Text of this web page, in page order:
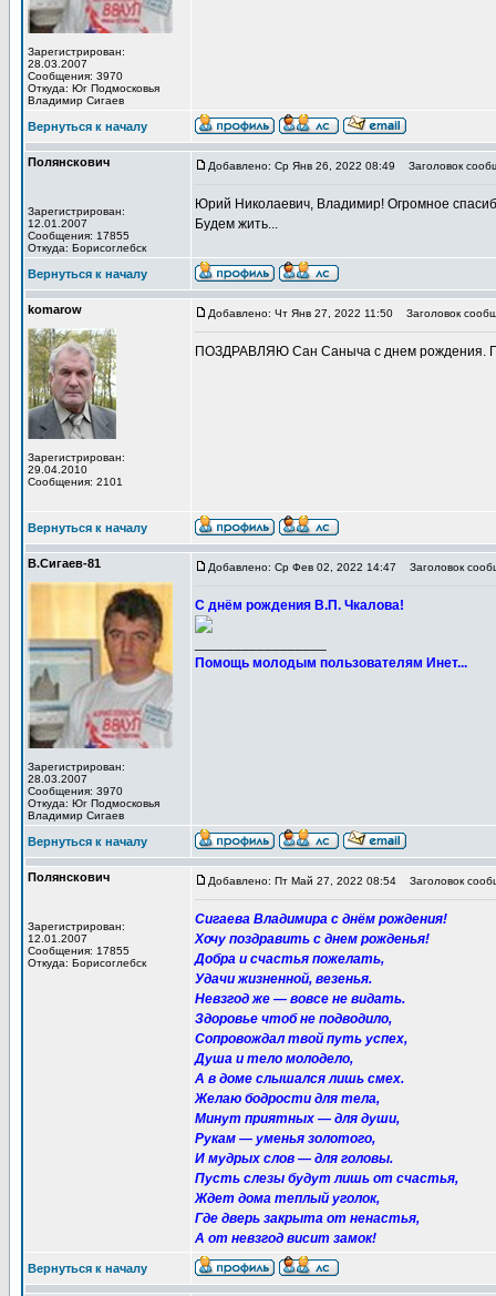
Зарегистрирован:
28.03.2007
Сообщения: 3970
Откуда: Юг Подмосковья
Владимир Сигаев
Вернуться к началу
Полянскович
Зарегистрирован:
12.01.2007
Сообщения: 17855
Откуда: Борисоглебск
Добавлено: Ср Янв 26, 2022 08:49 Заголовок
Юрий Николаевич, Владимир! Огромное
Будем жить...
Вернуться к началу
komarow
Зарегистрирован:
29.04.2010
Сообщения: 2101
Добавлено: Чт Янв 27, 2022 11:50 Заголовок
ПОЗДРАВЛЯЮ Сан Саныча с днем рождения.
Вернуться к началу
В.Сигаев-81
Зарегистрирован:
28.03.2007
Сообщения: 3970
Откуда: Юг Подмосковья
Владимир Сигаев
Добавлено: Ср Фев 02, 2022 14:47 Заголовок
С днём рождения В.П. Чкалова!
Помощь молодым пользователям Инет...
Вернуться к началу
Полянскович
Зарегистрирован:
12.01.2007
Сообщения: 17855
Откуда: Борисоглебск
Добавлено: Пт Май 27, 2022 08:54 Заголовок
Сигаева Владимира с днём рождения!
Хочу поздравить с днем рожденья!
Добра и счастья пожелать,
Удачи жизненной, везенья.
Невзгод же — вовсе не видать.
Здоровье чтоб не подводило,
Сопровождал твой путь успех,
Душа и тело молодело,
А в доме слышался лишь смех.
Желаю бодрости для тела,
Минут приятных — для души,
Рукам — уменья золотого,
И мудрых слов — для головы.
Пусть слезы будут лишь от счастья,
Ждет дома теплый уголок,
Где дверь закрыта от ненастья,
А от невзгод висит замок!
Вернуться к началу